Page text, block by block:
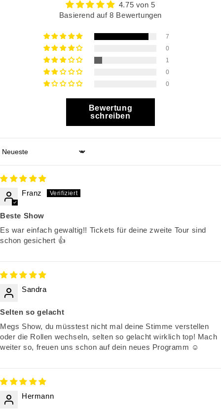
4.75 von 5
Basierend auf 8 Bewertungen
7
0
1
0
0
Bewertung
schreiben
Sort by
Franz
Beste Show
Es war einfach gewaltig!! Tickets für deine zweite Tour sind
schon gesichert 👍
Sandra
Selten so gelacht
Megs Show, du müsstest nicht mal deine Stimme verstellen
oder die Rollen wechseln, selten so gelacht wirklich top! Mach
weiter so, freuen uns schon auf dein neues Programm ☺️
Hermann